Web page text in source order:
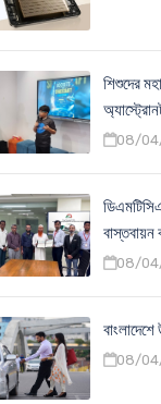
শিশুদের
08/
08/
08/